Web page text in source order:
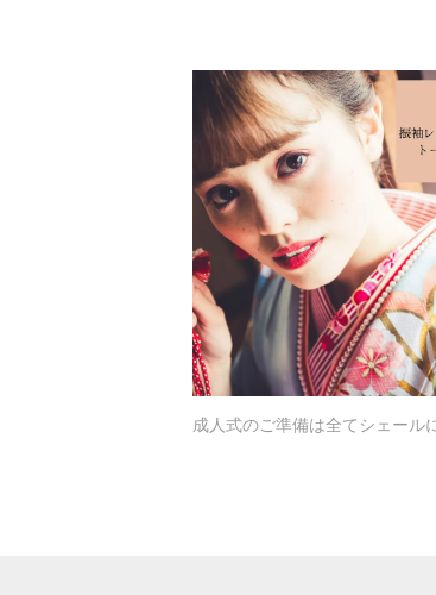
成人式のご準備は全てシェール